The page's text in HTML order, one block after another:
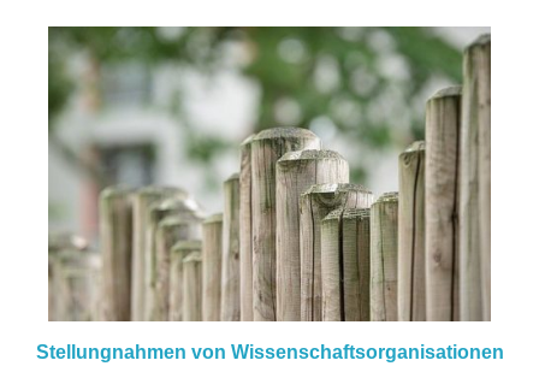
Stellungnahmen von Wissenschaftsorganisationen